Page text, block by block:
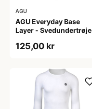
AGU
AGU Everyday Base
Layer - Svedundertrøje
125,00 kr